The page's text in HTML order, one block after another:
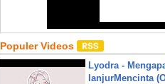
Populer Videos
Lyodra -
lanjurMencinta